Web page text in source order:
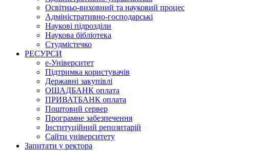
Освітньо-виховний та науковий процес
Адміністративно-господарські
Наукові підрозділи
Наукова бібліотека
Студмістечко
РЕСУРСИ
е-Університет
Підтримка користувачів
Державні закупівлі
ОЩАДБАНК оплата
ПРИВАТБАНК оплата
Поштовий сервер
Програмне забезпечення
Інституційний репозитарій
Сайти університету
Запитати у ректора